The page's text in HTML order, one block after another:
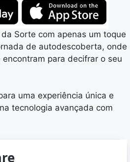
Sorte com apenas um toque
de autodescoberta, onde
para decifrar o seu
uma experiência única e
tecnologia avançada com